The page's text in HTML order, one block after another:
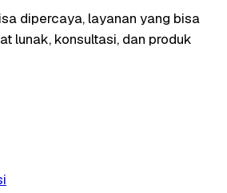
dipercaya, layanan yang bisa
lunak, konsultasi, dan produk